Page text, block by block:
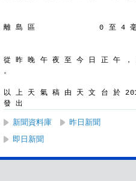
離 島 區              0 至 4 毫
從 昨 晚 午 夜 至 今 日 正 午
。
以 上 天 氣 稿 由 天 文 台 於
發 出
新聞資料庫 昨日新聞
即日新聞